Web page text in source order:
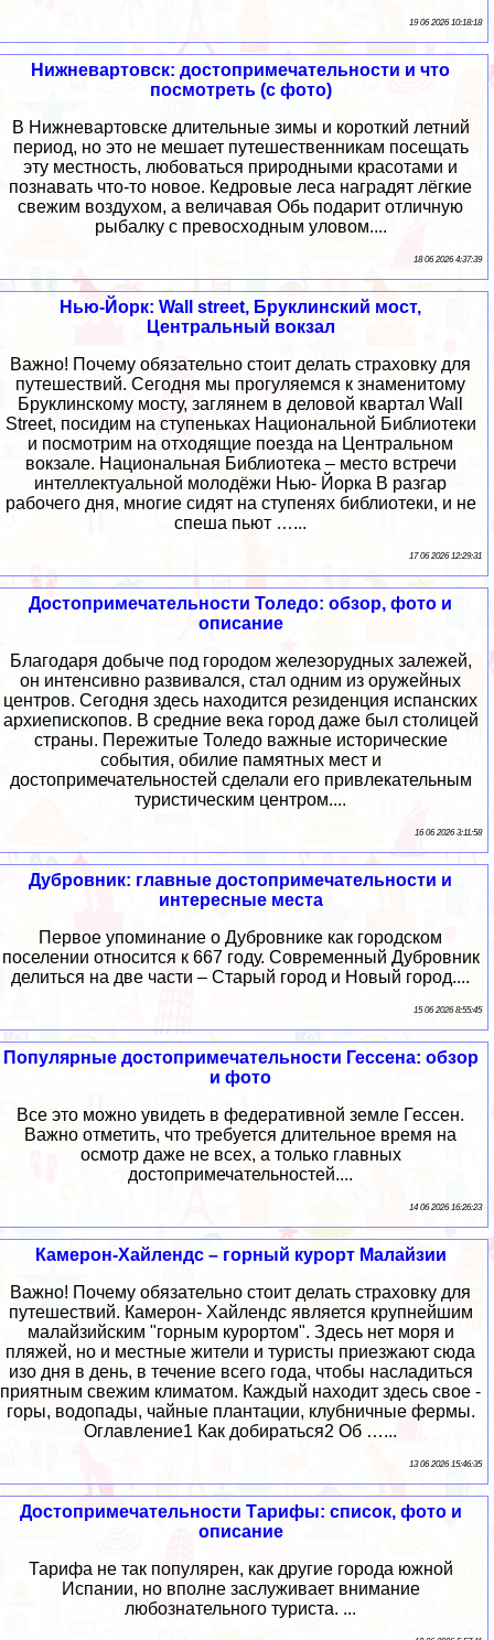
19 06 2026 10:18:18
Нижневартовск: достопримечательности и что
посмотреть (с фото)
В Нижневартовске длительные зимы и короткий летний
период, но это не мешает путешественникам посещать
эту местность, любоваться природными красотами и
познавать что-то новое. Кедровые леса наградят лёгкие
свежим воздухом, а величавая Обь подарит отличную
рыбалку с превосходным уловом....
18 06 2026 4:37:39
Нью-Йорк: Wall street, Бруклинский мост,
Центральный вокзал
Важно! Почему обязательно стоит делать страховку для
путешествий. Сегодня мы прогуляемся к знаменитому
Бруклинскому мосту, заглянем в деловой квартал Wall
Street, посидим на ступеньках Национальной Библиотеки
и посмотрим на отходящие поезда на Центральном
вокзале. Национальная Библиотека – место встречи
интеллектуальной молодёжи Нью- Йорка В разгар
рабочего дня, многие сидят на ступенях библиотеки, и не
спеша пьют …...
17 06 2026 12:29:31
Достопримечательности Толедо: обзор, фото и
описание
Благодаря добыче под городом железорудных залежей,
он интенсивно развивался, стал одним из оружейных
центров. Сегодня здесь находится резиденция испанских
архиепископов. В средние века город даже был столицей
страны. Пережитые Толедо важные исторические
события, обилие памятных мест и
достопримечательностей сделали его привлекательным
туристическим центром....
16 06 2026 3:11:58
Дубровник: главные достопримечательности и
интересные места
Первое упоминание о Дубровнике как городском
поселении относится к 667 году. Современный Дубровник
делиться на две части – Старый город и Новый город....
15 06 2026 8:55:45
Популярные достопримечательности Гессена: обзор
и фото
Все это можно увидеть в федеративной земле Гессен.
Важно отметить, что требуется длительное время на
осмотр даже не всех, а только главных
достопримечательностей....
14 06 2026 16:26:23
Камерон-Хайлендс – горный курорт Малайзии
Важно! Почему обязательно стоит делать страховку для
путешествий. Камерон- Хайлендс является крупнейшим
малайзийским "горным курортом". Здесь нет моря и
пляжей, но и местные жители и туристы приезжают сюда
изо дня в день, в течение всего года, чтобы насладиться
приятным свежим климатом. Каждый находит здесь свое -
горы, водопады, чайные плантации, клубничные фермы.
Оглавление1 Как добираться2 Об …...
13 06 2026 15:46:35
Достопримечательности Тарифы: список, фото и
описание
Тарифа не так популярен, как другие города южной
Испании, но вполне заслуживает внимание
любознательного туриста. ...